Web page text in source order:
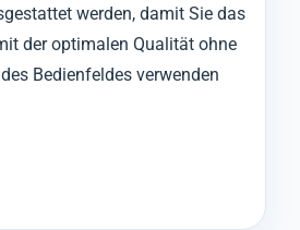
werden, damit Sie das
der optimalen Qualität ohne
Bedienfeldes verwenden